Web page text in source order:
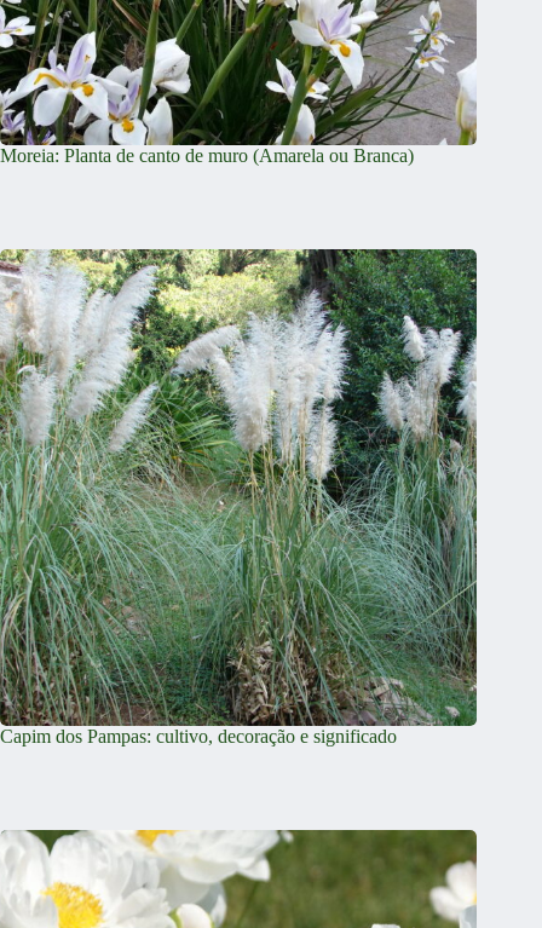
Moreia: Planta de canto de muro (Amarela ou Branca)
Capim dos Pampas: cultivo, decoração e significado